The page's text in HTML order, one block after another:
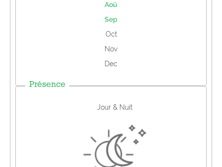
Aoû
Sep
Oct
Nov
Dec
Présence
Jour & Nuit